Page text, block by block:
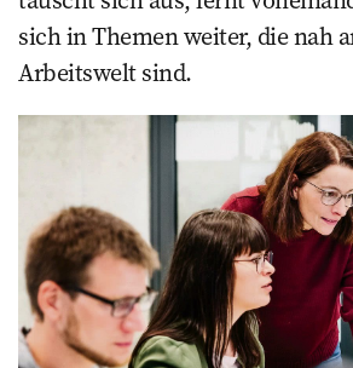
sich in Themen weiter, die nah
Arbeitswelt sind.